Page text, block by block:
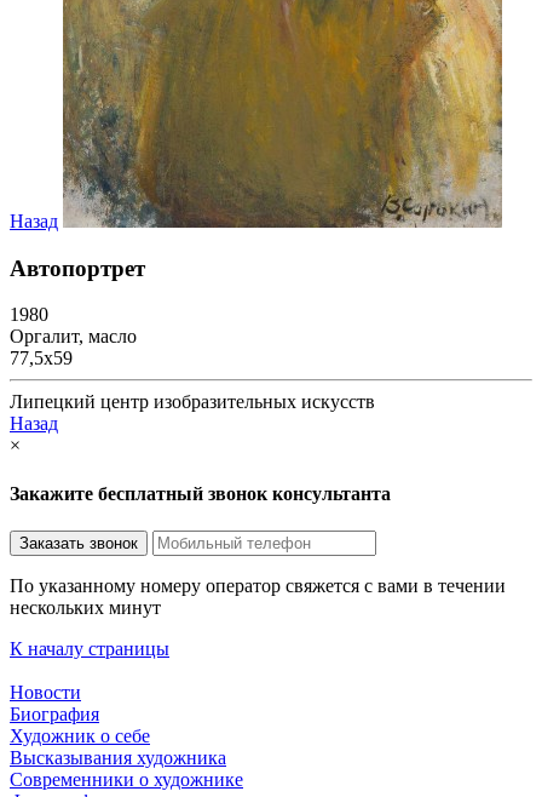
Назад
Автопортрет
1980
Оргалит, масло
77,5х59
Липецкий центр изобразительных искусств
Назад
×
Закажите бесплатный звонок консультанта
По указанному номеру оператор свяжется с вами в течении
нескольких минут
К началу страницы
Новости
Биография
Художник о себе
Выcказывания художника
Современники о художнике